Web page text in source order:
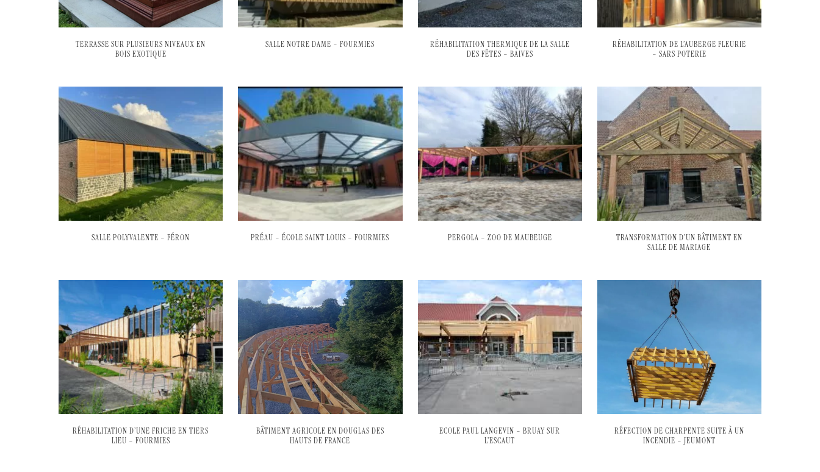
TERRASSE SUR PLUSIEURS NIVEAUX EN
BOIS EXOTIQUE
SALLE NOTRE DAME – FOURMIES
RÉHABILITATION THERMIQUE DE LA SALLE
DES FÊTES – BAIVES
RÉHABILITATION DE L’AUBERGE FLEURIE
– SARS POTERIE
SALLE POLYVALENTE – FÉRON PRÉAU – ÉCOLE SAINT LOUIS – FOURMIES PERGOLA – ZOO DE MAUBEUGE
TRANSFORMATION D’UN BÂTIMENT EN
SALLE DE MARIAGE
RÉHABILITATION D’UNE FRICHE EN TIERS
LIEU – FOURMIES
BÂTIMENT AGRICOLE EN DOUGLAS DES
HAUTS DE FRANCE
ECOLE PAUL LANGEVIN – BRUAY SUR
L’ESCAUT
RÉFECTION DE CHARPENTE SUITE À UN
INCENDIE – JEUMONT